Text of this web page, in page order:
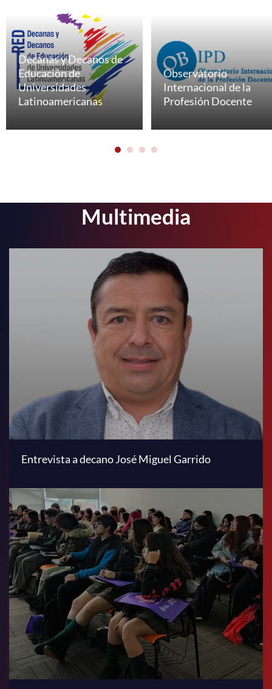
Decanas y Decanos de
Educación de
Universidades
Latinoamericanas
Observatorio
Internacional de la
Profesión Docente
Multimedia
Entrevista a decano José Miguel Garrido